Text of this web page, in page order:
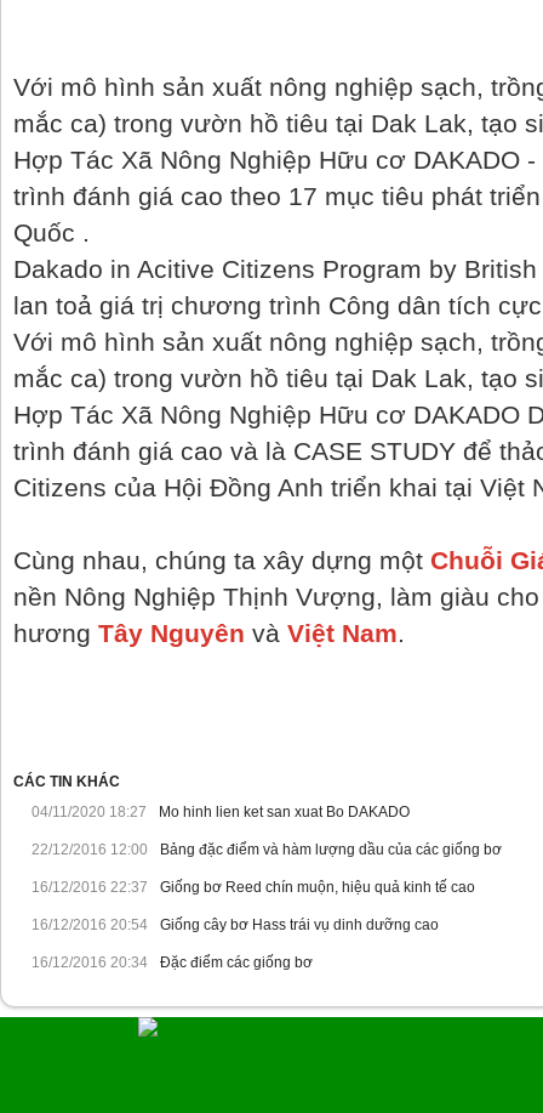
Với mô hình sản xuất nông nghiệp sạch,
mắc ca) trong vườn hồ tiêu tại Dak Lak, tạo
Hợp Tác Xã Nông Nghiệp Hữu cơ DAKADO -
trình đánh giá cao theo 17 mục tiêu phát
Quốc .
Dakado in Acitive Citizens Program by
lan toả giá trị chương trình Công dân tích
Với mô hình sản xuất nông nghiệp sạch,
mắc ca) trong vườn hồ tiêu tại Dak Lak, tạo
Hợp Tác Xã Nông Nghiệp Hữu cơ DAKADO
trình đánh giá cao và là CASE STUDY để
Citizens của Hội Đồng Anh triển khai tại Việt
Cùng nhau, chúng ta xây dựng một Chuỗi
nền Nông Nghiệp Thịnh Vượng, làm giàu
hương Tây Nguyên và Việt Nam.
CÁC TIN KHÁC
04/11/2020 18:27
Mo hinh lien ket san xuat Bo DAKADO
22/12/2016 12:00 Bảng đặc điểm và hàm lượng dầu của các giống bơ
16/12/2016 22:37 Giống bơ Reed chín muộn, hiệu quả kinh tế cao
16/12/2016 20:54 Giống cây bơ Hass trái vụ dinh dưỡng cao
16/12/2016 20:34 Đặc điểm các giống bơ